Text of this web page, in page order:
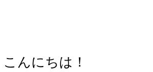
んにちは！